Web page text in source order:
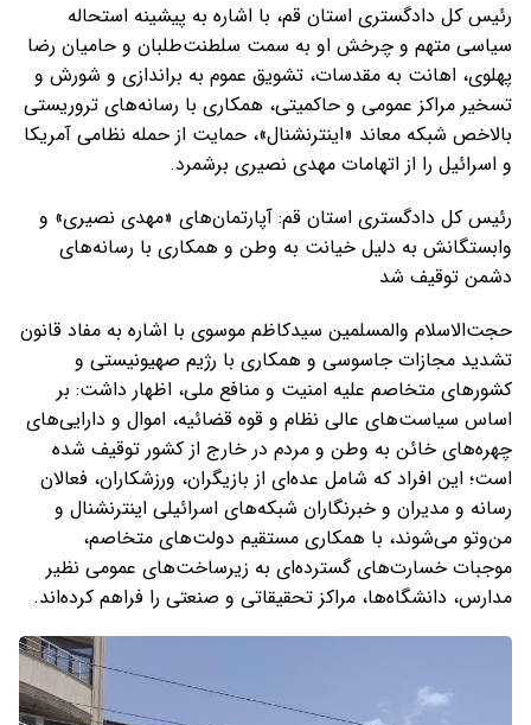
رئیس کل دادگستری استان قم، با اشاره به پیشینه استحاله
سیاسی متهم و چرخش او به سمت سلطنت‌طلبان و حامیان رضا
پهلوی، اهانت به مقدسات، تشویق عموم به براندازی و شورش و
تسخیر مراکز عمومی و حاکمیتی، همکاری با رسانه‌های تروریستی
بالاخص شبکه معاند «اینترنشنال»، حمایت از حمله نظامی آمریکا
و اسرائیل را از اتهامات مهدی نصیری برشمرد.
رئیس کل دادگستری استان قم: آپارتمان‌های «مهدی نصیری» و
وابستگانش به دلیل خیانت به وطن و همکاری با رسانه‌های
دشمن توقیف شد
حجت‌الاسلام والمسلمین سیدکاظم موسوی با اشاره به مفاد قانون
تشدید مجازات جاسوسی و همکاری با رژیم صهیونیستی و
کشور‌های متخاصم علیه امنیت و منافع ملی، اظهار داشت: بر
اساس سیاست‌های عالی نظام و قوه قضائیه، اموال و دارایی‌های
چهره‌های خائن به وطن و مردم در خارج از کشور توقیف شده
است؛ این افراد که شامل عده‌ای از بازیگران، ورزشکاران، فعالان
رسانه و مدیران و خبرنگاران شبکه‌های اسرائیلی اینترنشنال و
من‌وتو می‌شوند، با همکاری مستقیم دولت‌های متخاصم،
موجبات خسارت‌های گسترده‌ای به زیرساخت‌های عمومی نظیر
مدارس، دانشگاه‌ها، مراکز تحقیقاتی و صنعتی را فراهم کرده‌اند.